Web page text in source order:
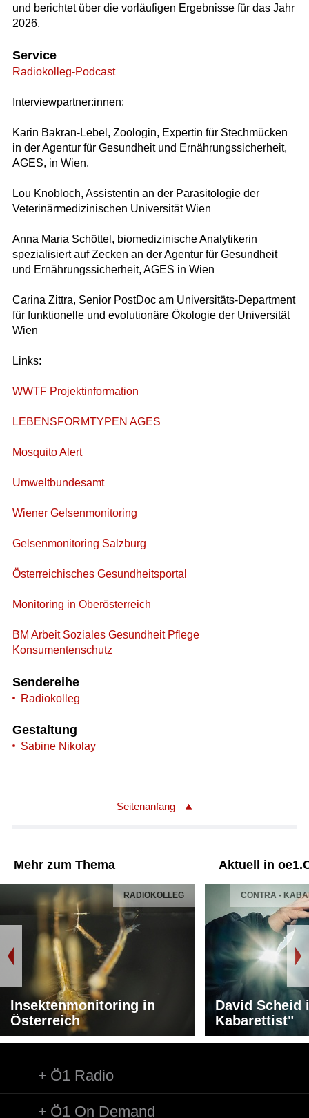
und berichtet über die vorläufigen Ergebnisse für das Jahr
2026.
Service
Radiokolleg-Podcast
Interviewpartner:innen:
Karin Bakran-Lebel, Zoologin, Expertin für Stechmücken
in der Agentur für Gesundheit und Ernährungssicherheit,
AGES, in Wien.
Lou Knobloch, Assistentin an der Parasitologie der
Veterinärmedizinischen Universität Wien
Anna Maria Schöttel, biomedizinische Analytikerin
spezialisiert auf Zecken an der Agentur für Gesundheit
und Ernährungssicherheit, AGES in Wien
Carina Zittra, Senior PostDoc am Universitäts-Department
für funktionelle und evolutionäre Ökologie der Universität
Wien
Links:
WWTF Projektinformation
LEBENSFORMTYPEN AGES
Mosquito Alert
Umweltbundesamt
Wiener Gelsenmonitoring
Gelsenmonitoring Salzburg
Österreichisches Gesundheitsportal
Monitoring in Oberösterreich
BM Arbeit Soziales Gesundheit Pflege
Konsumentenschutz
Sendereihe
Radiokolleg
Gestaltung
Sabine Nikolay
Seitenanfang
Mehr zum Thema
RADIOKOLLEG
Insektenmonitoring in
Österreich
Aktuell in
CONTRA -
David Scheid
Kabarettist"
Ö1 Radio
Ö1 On Demand